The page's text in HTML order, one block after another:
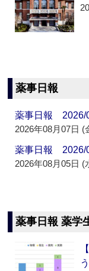
薬事日報
薬事日報 2026/
2026年08月07日 (
薬事日報 2026/
2026年08月05日 (
薬事日報 薬学
う